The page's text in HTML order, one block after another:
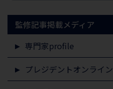
監修記事掲載メディア
専門家profile
プレジデントオンライン